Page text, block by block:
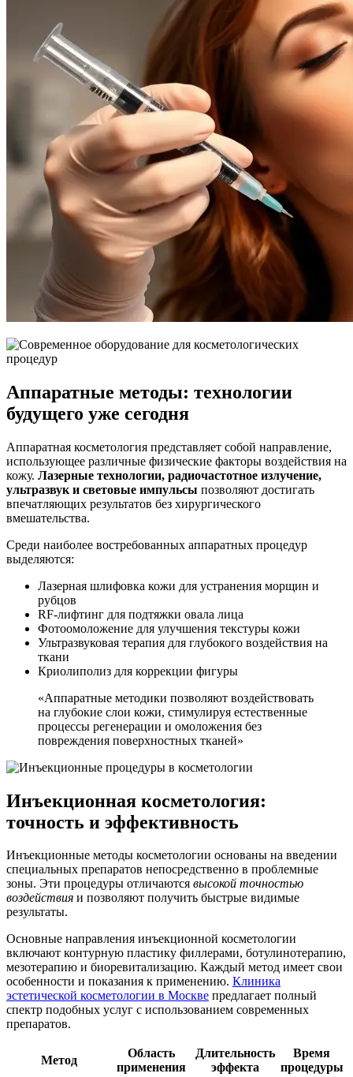
Аппаратные методы: технологии
будущего уже сегодня
Аппаратная косметология представляет собой направление,
использующее различные физические факторы воздействия на
кожу. Лазерные технологии, радиочастотное излучение,
ультразвук и световые импульсы позволяют достигать
впечатляющих результатов без хирургического
вмешательства.
Среди наиболее востребованных аппаратных процедур
выделяются:
Лазерная шлифовка кожи для устранения морщин и
рубцов
RF-лифтинг для подтяжки овала лица
Фотоомоложение для улучшения текстуры кожи
Ультразвуковая терапия для глубокого воздействия на
ткани
Криолиполиз для коррекции фигуры
«Аппаратные методики позволяют воздействовать
на глубокие слои кожи, стимулируя естественные
процессы регенерации и омоложения без
повреждения поверхностных тканей»
Инъекционная косметология:
точность и эффективность
Инъекционные методы косметологии основаны на введении
специальных препаратов непосредственно в проблемные
зоны. Эти процедуры отличаются высокой точностью
воздействия и позволяют получить быстрые видимые
результаты.
Основные направления инъекционной косметологии
включают контурную пластику филлерами, ботулинотерапию,
мезотерапию и биоревитализацию. Каждый метод имеет свои
особенности и показания к применению. Клиника
эстетической косметологии в Москве предлагает полный
спектр подобных услуг с использованием современных
препаратов.
Метод
Область
применения
Длительность
эффекта
Время
процедуры